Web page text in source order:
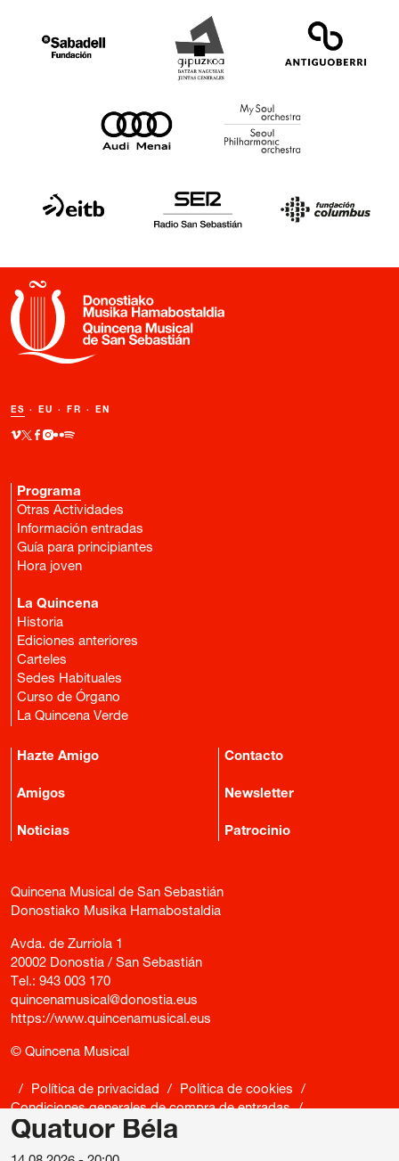
Quatuor Béla
ES · EU · FR · EN
Programa
Otras Actividades
Información entradas
Guía para principiantes
Hora joven
La Quincena
Historia
Ediciones anteriores
Carteles
Sedes Habituales
Curso de Órgano
La Quincena Verde
Hazte Amigo
Amigos
Noticias
Contacto
Newsletter
Patrocinio
Quincena Musical de San Sebastián
Donostiako Musika Hamabostaldia
Avda. de Zurriola 1
20002 Donostia / San Sebastián
Tel.: 943 003 170
quincenamusical@donostia.eus
https://www.quincenamusical.eus
© Quincena Musical
/ Política de privacidad / Política de cookies
/
Condiciones generales de compra de entradas /
Canal de denuncias